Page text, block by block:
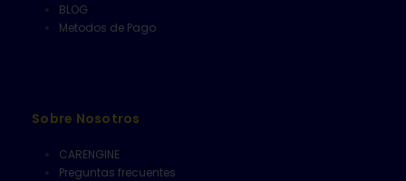
BLOG
Metodos de Pago
Sobre Nosotros
CARENGINE
Preguntas frecuentes